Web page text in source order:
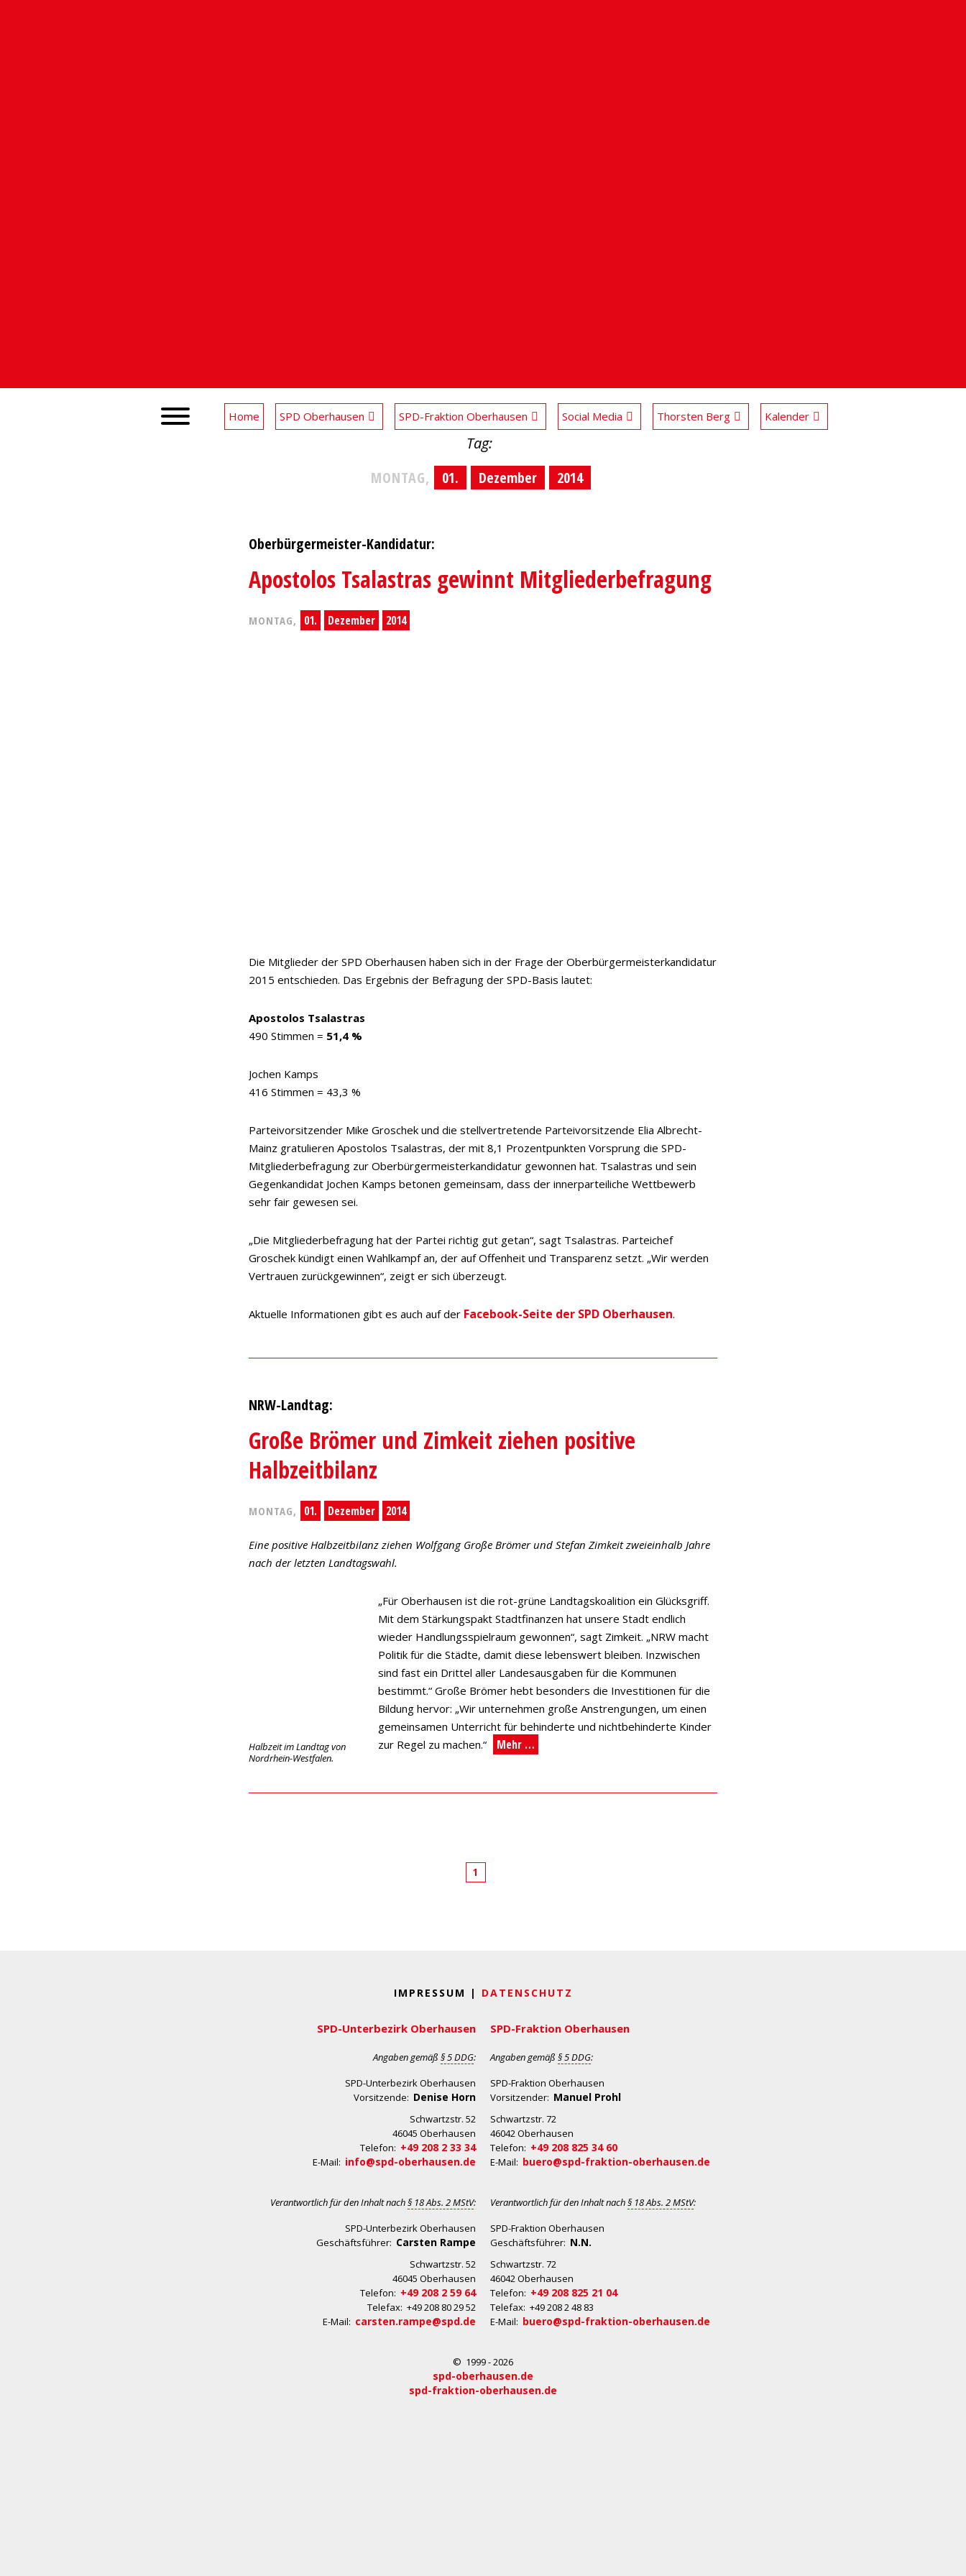
Home SPD Oberhausen SPD-Fraktion Oberhausen Social Media Thorsten Berg Kalender
Tag:
MONTAG,
01. Dezember 2014
Oberbürgermeister-Kandidatur:
Apostolos Tsalastras gewinnt Mitgliederbefragung
MONTAG, 01. Dezember 2014
Die Mitglieder der SPD Oberhausen haben sich in der Frage der Oberbürgermeisterkandidatur
2015 entschieden. Das Ergebnis der Befragung der SPD-Basis lautet:
Apostolos Tsalastras
490 Stimmen = 51,4 %
Jochen Kamps
416 Stimmen = 43,3 %
Parteivorsitzender Mike Groschek und die stellvertretende Parteivorsitzende Elia Albrecht-
Mainz gratulieren Apostolos Tsalastras, der mit 8,1 Prozentpunkten Vorsprung die SPD-
Mitgliederbefragung zur Oberbürgermeisterkandidatur gewonnen hat. Tsalastras und sein
Gegenkandidat Jochen Kamps betonen gemeinsam, dass der innerparteiliche Wettbewerb
sehr fair gewesen sei.
„Die Mitgliederbefragung hat der Partei richtig gut getan“, sagt Tsalastras. Parteichef
Groschek kündigt einen Wahlkampf an, der auf Offenheit und Transparenz setzt. „Wir werden
Vertrauen zurückgewinnen“, zeigt er sich überzeugt.
Aktuelle Informationen gibt es auch auf der Facebook-Seite der SPD Oberhausen.
NRW-Landtag:
Große Brömer und Zimkeit ziehen positive
Halbzeitbilanz
MONTAG, 01. Dezember 2014
Eine positive Halbzeitbilanz ziehen Wolfgang Große Brömer und Stefan Zimkeit zweieinhalb Jahre
nach der letzten Landtagswahl.
Halbzeit im Landtag von
Nordrhein-Westfalen.
„Für Oberhausen ist die rot-grüne Landtagskoalition ein Glücksgriff.
Mit dem Stärkungspakt Stadtfinanzen hat unsere Stadt endlich
wieder Handlungsspielraum gewonnen“, sagt Zimkeit. „NRW macht
Politik für die Städte, damit diese lebenswert bleiben. Inzwischen
sind fast ein Drittel aller Landesausgaben für die Kommunen
bestimmt.“ Große Brömer hebt besonders die Investitionen für die
Bildung hervor: „Wir unternehmen große Anstrengungen, um einen
gemeinsamen Unterricht für behinderte und nichtbehinderte Kinder
zur Regel zu machen.“
Mehr …
1
IMPRESSUM | DATENSCHUTZ
SPD-Unterbezirk Oberhausen
Angaben gemäß § 5 DDG:
SPD-Unterbezirk Oberhausen
Vorsitzende: Denise Horn
Schwartzstr. 52
46045 Oberhausen
Telefon: +49 208 2 33 34
E-Mail: info@spd-oberhausen.de
Verantwortlich für den Inhalt nach§ 18 Abs. 2 MStV:
SPD-Unterbezirk Oberhausen
Geschäftsführer: Carsten Rampe
Schwartzstr. 52
46045 Oberhausen
Telefon: +49 208 2 59 64
Telefax: +49 208 80 29 52
E-Mail: carsten.rampe@spd.de
SPD-Fraktion Oberhausen
Angaben gemäß § 5 DDG:
SPD-Fraktion Oberhausen
Vorsitzender: Manuel Prohl
Schwartzstr. 72
46042 Oberhausen
Telefon: +49 208 825 34 60
E-Mail: buero@spd-fraktion-oberhausen.de
Verantwortlich für den Inhalt nach§ 18 Abs. 2 MStV:
SPD-Fraktion Oberhausen
Geschäftsführer: N.N.
Schwartzstr. 72
46042 Oberhausen
Telefon: +49 208 825 21 04
Telefax: +49 208 2 48 83
E-Mail: buero@spd-fraktion-oberhausen.de
© 1999 - 2026
spd-oberhausen.de
spd-fraktion-oberhausen.de